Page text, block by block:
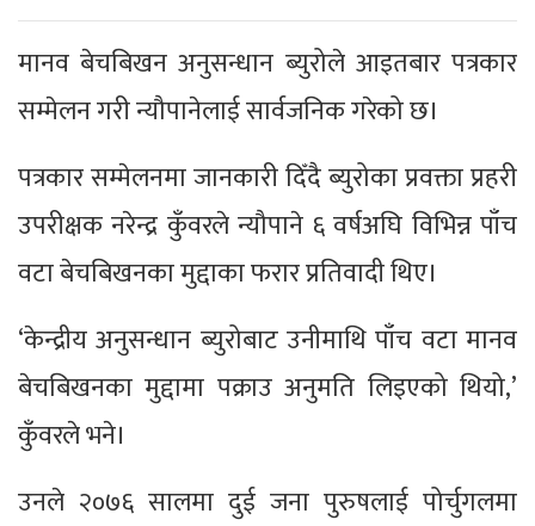
मानव बेचबिखन अनुसन्धान ब्युरोले आइतबार पत्रकार
सम्मेलन गरी न्यौपानेलाई सार्वजनिक गरेको छ।
पत्रकार सम्मेलनमा जानकारी दिँदै ब्युरोका प्रवक्ता प्रहरी
उपरीक्षक नरेन्द्र कुँवरले न्यौपाने ६ वर्षअघि विभिन्न पाँच
वटा बेचबिखनका मुद्दाका फरार प्रतिवादी थिए।
‘केन्द्रीय अनुसन्धान ब्युरोबाट उनीमाथि पाँच वटा मानव
बेचबिखनका मुद्दामा पक्राउ अनुमति लिइएको थियो,’
कुँवरले भने।
उनले २०७६ सालमा दुई जना पुरुषलाई पोर्चुगलमा